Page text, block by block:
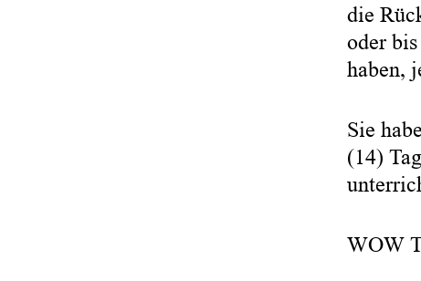
die
oder
haben,
Sie
(14)
WOW